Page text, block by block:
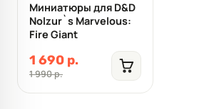
Миниатюры для D&D
Nolzur`s Marvelous:
Fire Giant
1 690 р.
1 990 р.